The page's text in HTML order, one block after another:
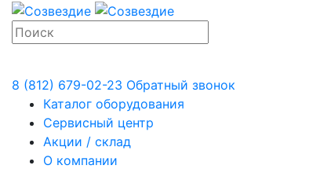
8 (812) 679-02-23 Обратный звонок
Каталог оборудования
Сервисный центр
Акции / склад
О компании